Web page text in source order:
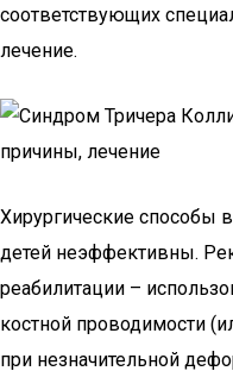
соответствующих
лечение.
Хирургические способы
детей неэффективны.
реабилитации –
костной проводимости
при незначительной